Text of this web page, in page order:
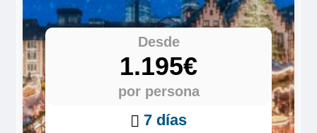
Desde
1.195€
por persona
7 días